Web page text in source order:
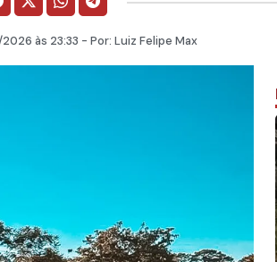
2026 às 23:33 - Por: Luiz Felipe Max